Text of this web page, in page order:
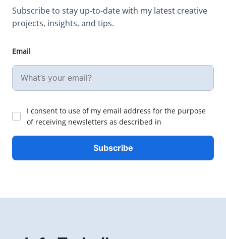
Subscribe to stay up-to-date with my latest creative
projects, insights, and tips.
Email
I consent to use of my email address for the purpose
of receiving newsletters as described in